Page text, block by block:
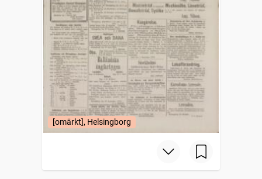
[omärkt], Helsingborg